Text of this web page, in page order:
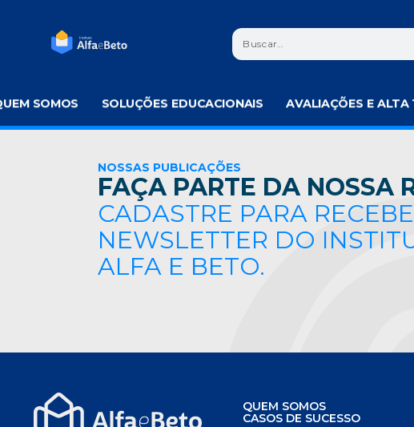
SOMOS SOLUÇÕES EDUCACIONAIS AVALIAÇÕES E ALTA
NOSSAS PUBLICAÇÕES
FAÇA PARTE DA NOSSA
CADASTRE PARA
NEWSLETTER DO
ALFA E BETO.
QUEM SOMOS
CASOS DE SUCESSO